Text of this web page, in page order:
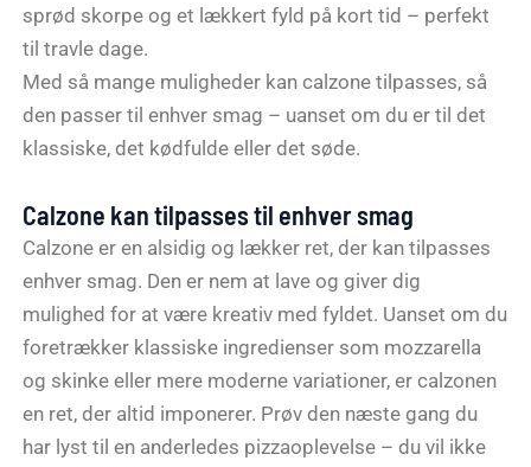
sprød skorpe og et lækkert fyld på kort tid – perfekt
til travle dage.
Med så mange muligheder kan calzone tilpasses, så
den passer til enhver smag – uanset om du er til det
klassiske, det kødfulde eller det søde.
Calzone kan tilpasses til enhver smag
Calzone er en alsidig og lækker ret, der kan tilpasses
enhver smag. Den er nem at lave og giver dig
mulighed for at være kreativ med fyldet. Uanset om du
foretrækker klassiske ingredienser som mozzarella
og skinke eller mere moderne variationer, er calzonen
en ret, der altid imponerer. Prøv den næste gang du
har lyst til en anderledes pizzaoplevelse – du vil ikke